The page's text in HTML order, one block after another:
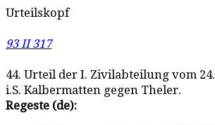
Urteilskopf
93 II 317
44. Urteil der I. Zivilabteilung vom
i.S. Kalbermatten gegen Theler.
Regeste (de):